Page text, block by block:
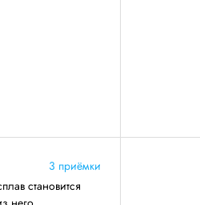
3 приёмки
становится